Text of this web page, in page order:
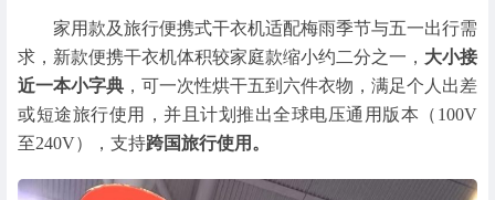
家用款及旅行便携式干衣机适配梅雨季节与五一出行需
求，新款便携干衣机体积较家庭款缩小约二分之一， 大小接
近一本小字典 ，可一次性烘干五到六件衣物，满足个人出差
或短途旅行使用，并且计划推出全球电压通用版本（100V
至240V），支持跨国旅行使用。